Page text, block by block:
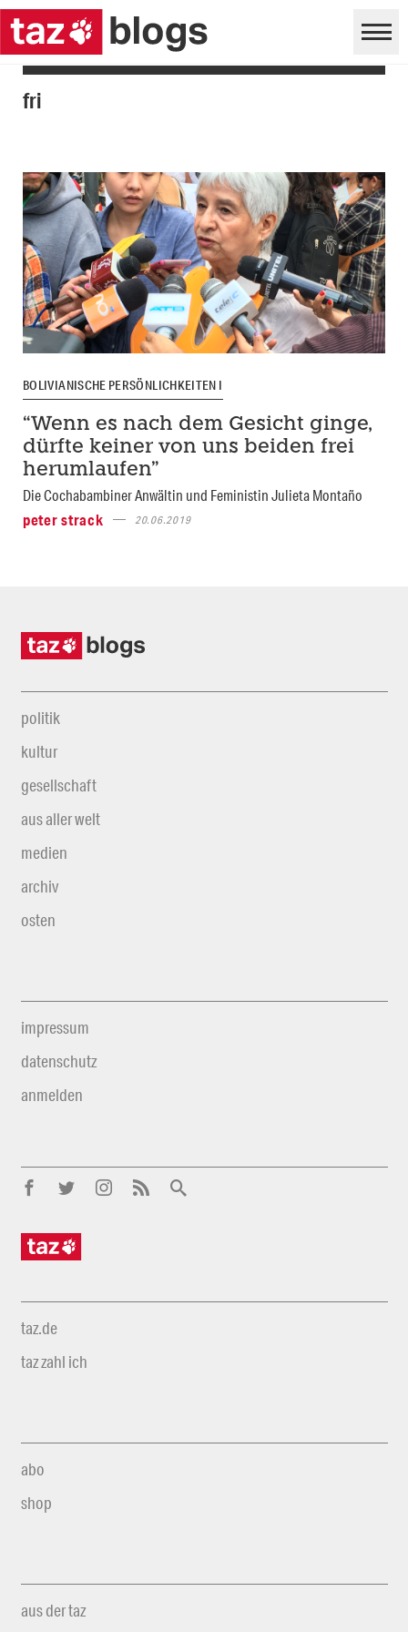
fri
BOLIVIANISCHE PERSÖNLICHKEITEN I
“Wenn es nach dem Gesicht ginge,
dürfte keiner von uns beiden frei
herumlaufen”
Die Cochabambiner Anwältin und Feministin Julieta Montaño
peter strack
20.06.2019
politik
kultur
gesellschaft
aus aller welt
medien
archiv
osten
impressum
datenschutz
anmelden
taz.de
taz zahl ich
abo
shop
aus der taz